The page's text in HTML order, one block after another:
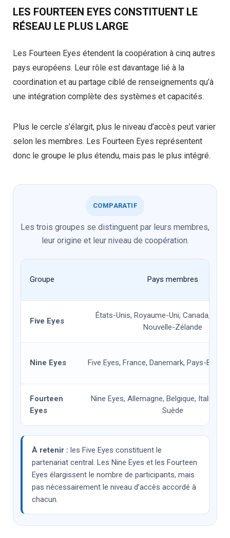
LES FOURTEEN EYES CONSTITUENT LE
RÉSEAU LE PLUS LARGE
Les Fourteen Eyes étendent la coopération à cinq autres
pays européens. Leur rôle est davantage lié à la
coordination et au partage ciblé de renseignements qu’à
une intégration complète des systèmes et capacités.
Plus le cercle s’élargit, plus le niveau d’accès peut varier
selon les membres. Les Fourteen Eyes représentent
donc le groupe le plus étendu, mais pas le plus intégré.
COMPARATIF
Les trois groupes se distinguent par leurs membres,
leur origine et leur niveau de coopération.
Groupe Pays membres
Five Eyes
États-Unis, Royaume-Uni, Canada,
Nouvelle-Zélande
Nine Eyes Five Eyes, France, Danemark, Pays-Bas
Fourteen
Eyes
Nine Eyes, Allemagne, Belgique, Italie,
Suède
À retenir : les Five Eyes constituent le
partenariat central. Les Nine Eyes et les Fourteen
Eyes élargissent le nombre de participants, mais
pas nécessairement le niveau d’accès accordé à
chacun.